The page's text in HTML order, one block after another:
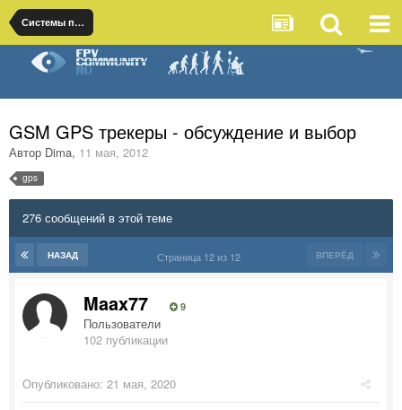
Системы поиска
GSM GPS трекеры - обсуждение и выбор
Автор Dima, 11 мая, 2012
gps
276 сообщений в этой теме
НАЗАД ВПЕРЁД
Страница 12 из 12
Maax77 9
Пользователи
102 публикации
Опубликовано: 21 мая, 2020